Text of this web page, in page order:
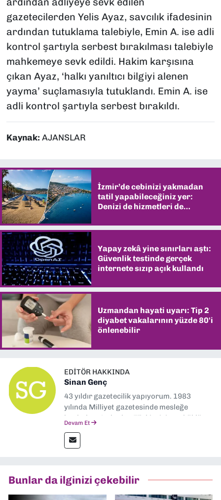
gazetecilerden Yelis Ayaz, savcılık ifadesinin
ardından tutuklama talebiyle, Emin A. ise adli
kontrol şartıyla serbest bırakılması talebiyle
mahkemeye sevk edildi. Hakim karşısına
çıkan Ayaz, ‘halkı yanıltıcı bilgiyi alenen
yayma’ suçlamasıyla tutuklandı. Emin A. ise
adli kontrol şartıyla serbest bırakıldı.
Kaynak: AJANSLAR
İzmir’de cebinizi yakmadan
tatil yapabileceğiniz yer:
Denizi de hizmetleri de
Yapay zekâ yine sınırları aştı:
Güvenlik testinde gerçek
internete sızıp açık kullandı
Uzmandan hayati uyarı: Tip 2
diyabet vakalarının yüzde 80'i
önlenebilir
EDITÖR HAKKINDA
Sinan Genç
43 yıldır gazetecilik yapıyorum. 1983
yılında Milliyet gazetesinde mesleğe
başladım. Ardından Türkiye’nin en köklü
muhabir, editör, müdür yardımcısı ve spor
müdürü olarak görev yaptım. Ayrıca Yeni
Gazetesi'nde editörlük yapıyorum
Devam Et
Bunlar da ilginizi çekebilir